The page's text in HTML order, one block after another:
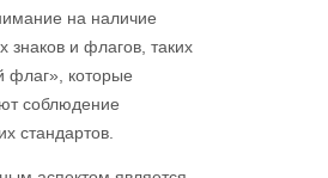
на наличие
знаков и флагов, таких
флаг», которые
соблюдение
стандартов.